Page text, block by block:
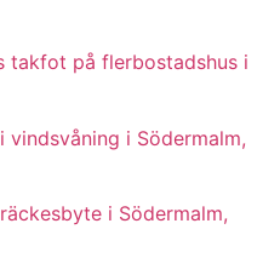
takfot på flerbostadshus i
i Södermalm,
i Södermalm,